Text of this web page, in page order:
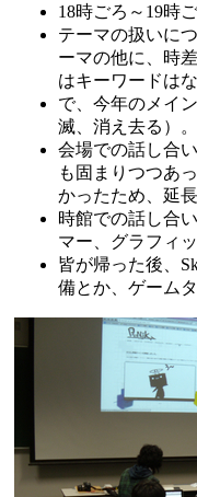
18時ごろ～19時
テーマの扱いに
ーマの他に、時
はキーワードはな
で、今年のメイ
滅、消え去る）。
会場での話し合
も固まりつつあ
かったため、延
時館での話し合
マー、グラフィ
皆が帰った後、
備とか、ゲーム